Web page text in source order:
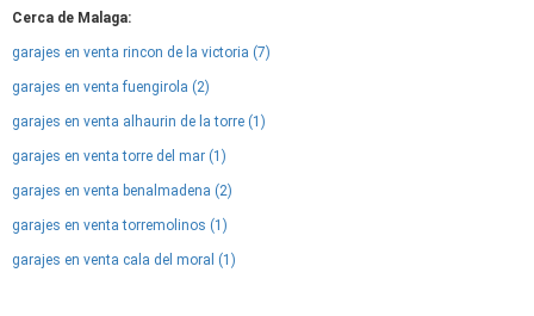
Cerca de Malaga:
garajes en venta rincon de la victoria (7)
garajes en venta fuengirola (2)
garajes en venta alhaurin de la torre (1)
garajes en venta torre del mar (1)
garajes en venta benalmadena (2)
garajes en venta torremolinos (1)
garajes en venta cala del moral (1)